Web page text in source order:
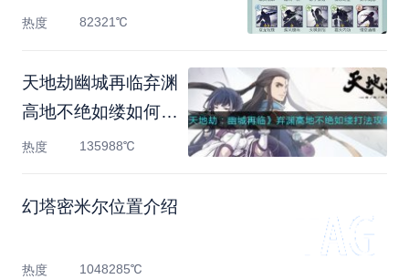
热度 82321℃
天地劫幽城再临弃渊
高地不绝如缕如何
打-天地劫
热度 135988℃
幻塔密米尔位置介绍
热度 1048285℃